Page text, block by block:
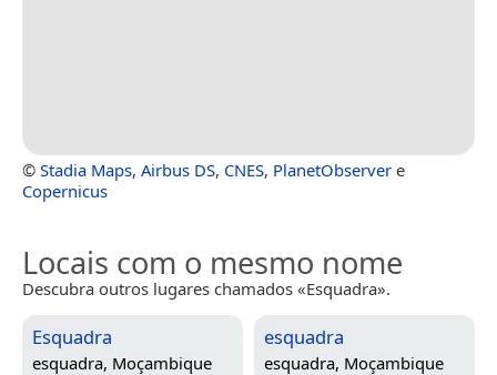
© Stadia Maps, Airbus DS, CNES, PlanetObserver e
Copernicus
Locais com o mesmo nome
Descubra outros lugares chamados «Esquadra».
Esquadra
esquadra, Moçambique
esquadra
esquadra, Moçambique